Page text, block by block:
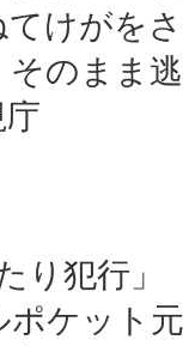
けがをさ
のまま逃
り犯行」
ポケット元